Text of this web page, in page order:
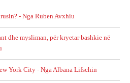
- Nga Ruben Avxhiu
dhe mysliman, për kryetar bashkie në
York City - Nga Albana Lifschin